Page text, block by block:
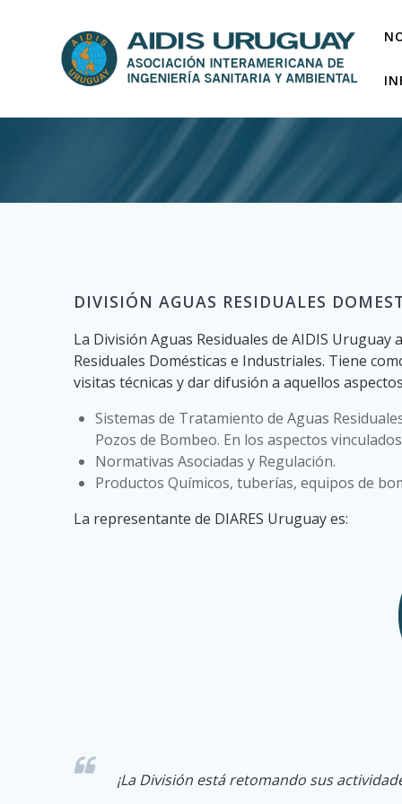
contenido
DIVISIÓN AGUAS RESIDUALES
La División Aguas Residuales de AIDIS
Residuales Domésticas e Industriales. Tiene
visitas técnicas y dar difusión a aquellos
Sistemas de Tratamiento de Aguas
Pozos de Bombeo. En los aspectos
Normativas Asociadas y Regulación.
Productos Químicos, tuberías, equipos de
La representante de DIARES Uruguay es:
¡La División está retomando sus